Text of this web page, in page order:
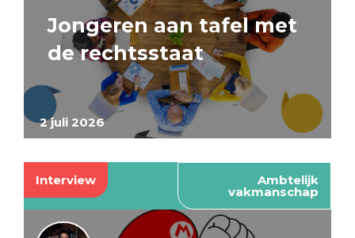
2 juli 2026
Jongeren aan tafel met
de rechtsstaat
Interview Ambtelijk
vakmanschap